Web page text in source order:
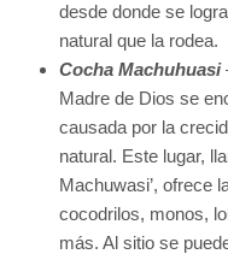
desde donde se
natural que la rodea.
Cocha Machuhuasi
Madre de Dios se
causada por la
natural. Este lugar,
Machuwasi’, ofrece
cocodrilos, monos,
más. Al sitio se